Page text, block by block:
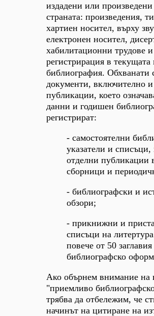
издадени или
страната: произведения,
хартиен носител, върху
електронен носител,
хабилитационни трудове
регистрирация в
библиография. Обхванати
документи, включително
публикации, което
данни и годишен
регистрират:
- самостоятелни
указатели и списъци,
отделни публикации
сборници и
- библиографски и
обзори;
- прикнижни и
списъци на
повече от 50
библиографско
Ако обърнем внимание на
"приемливо
трябва да отбележим, че
начинът на цитиране на